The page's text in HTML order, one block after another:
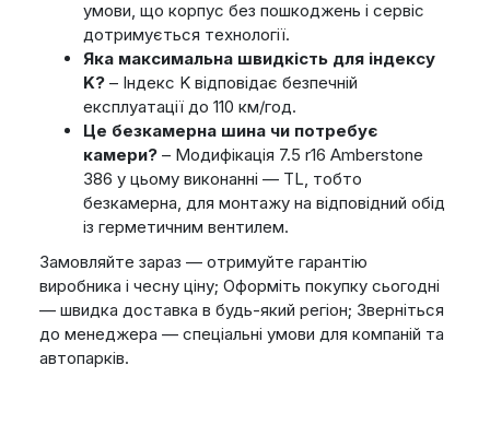
умови, що корпус без пошкоджень і сервіс
дотримується технології.
Яка максимальна швидкість для індексу
K?– Індекс K відповідає безпечній
експлуатації до 110 км/год.
Це безкамерна шина чи потребує
камери?– Модифікація 7.5 r16 Amberstone
386 у цьому виконанні — TL, тобто
безкамерна, для монтажу на відповідний обід
із герметичним вентилем.
Замовляйте зараз — отримуйте гарантію
виробника і чесну ціну; Оформіть покупку сьогодні
— швидка доставка в будь-який регіон; Зверніться
до менеджера — спеціальні умови для компаній та
автопарків.